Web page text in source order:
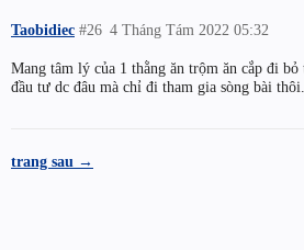
Taobidiec 4 Tháng Tám 2022 05:32
#26
Mang tâm lý của 1 thằng ăn trộm ăn cắp đi
đầu tư dc đâu mà chỉ đi tham gia sòng bài thôi.
trang sau →